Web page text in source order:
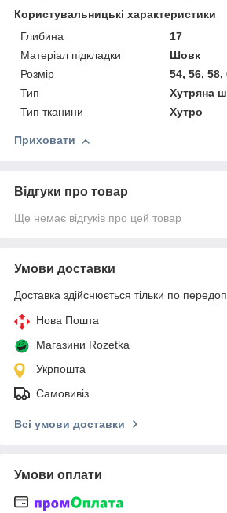
Користувальницькі характеристики
Глибина
17
Матеріал підкладки
Шовк
Розмір
54, 56, 58,
Тип
Хутряна
Тип тканини
Хутро
Приховати
Відгуки про товар
Ще немає відгуків про цей товар
Умови доставки
Доставка здійснюється тільки по
Нова Пошта
Магазини Rozetka
Укрпошта
Самовивіз
Всі умови доставки
Умови оплати